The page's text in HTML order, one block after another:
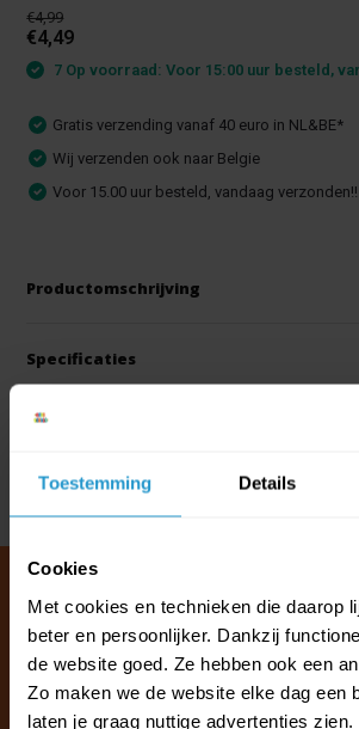
Toestemming Details
Cookies
Met cookies en technieken die daarop
beter en persoonlijker. Dankzij
de website goed. Ze hebben ook een
Zo maken we de website elke dag een
laten je graag nuttige advertenties zien.
€4,99
€4,49
7 Op voorraad: Voor 15:00 uur besteld,
Gratis verzending vanaf 40 euro in NL&BE*
Wij verzenden ook naar Belgie
Voor 15.00 uur besteld, vandaag verzonden!!
Productomschrijving
Specificaties
Reviews
Klantenservice &
Wij staan voor u klaar.